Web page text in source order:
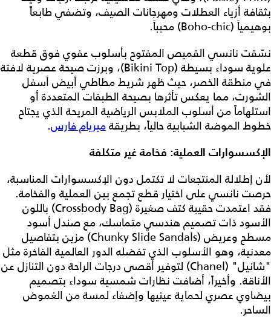
بثقافة أزياء العطلات ومهرجانات الصيف، وتضفي طابعاً
بوهيمياً (Boho-chic) محبباً.
نسّقت نانسي القميص المفتوح بأسلوب عفوي فوق قطعة
علوية سوداء بسيطة (Bikini Top)، وبرزت صيحة عصرية لافتة
في منطقة الخصر، حيث ظهر شريط مطاطي أبيض أسفل
الشورت، مما يعكس تأثرها بصيحة الطبقات المتعددة أو
استلهاماً من أسلوب الملابس الرياضية المريحة الذي يجتاح
خطوط الموضة الشبابية حالياً، بطريقةميريام فارس.
الإكسسوارات العملية: فخامة غير متكلفة
لأن إطلالة المنتجعات لا تكتمل دون الإكسسوارات المناسبة،
حرصت نانسي على اختيار قطع تجمع بين العملية والفخامة.
فقد اعتمدت حقيبة كتف صغيرة (Crossbody Bag) باللون
الأسود ذات تصميم هندسي متماسك، مع صندل أسود
مسطح وعريض (Chunky Slide Sandals) مزين بتفاصيل
معدنية، وهو الأسلوب الذي تفضله الدور العالمية الفاخرة مثل
"شانيل" (Chanel) لتوفير أقصى درجات الراحة دون التنازل عن
الأناقة. وأخيراً، أضافت نظارات شمسية سوداء بتصميم
بيضاوي عصري لحماية عينيها وإضفاء لمسة من الغموض
الساحر.